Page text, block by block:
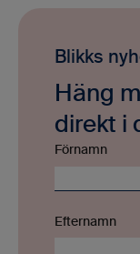
Blikks
Häng
direkt i
Förnamn
Efternamn